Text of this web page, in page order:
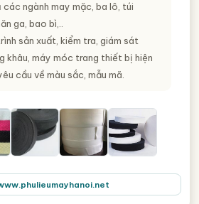
ngành may mặc, ba lô, túi
ga, bao bì,..
sản xuất, kiểm tra, giám sát
khâu, máy móc trang thiết bị hiện
cầu về màu sắc, mẫu mã.